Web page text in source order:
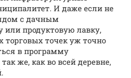
И даже если не
с дачным
или продуктовую лавку,
торговых точек уж точно
в программу
же, как во всей деревне,